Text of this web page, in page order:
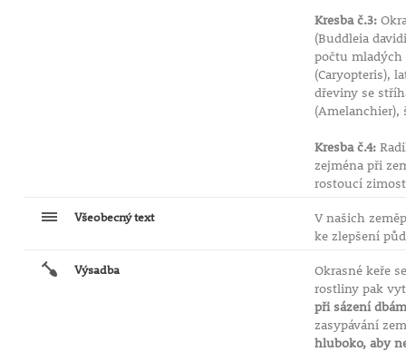
Kresba č.3:
(Buddleia
počtu mladých
(Caryopteris),
dřeviny se
(Amelanchier),
Kresba č.4:
zejména při
rostoucí
Všeobecný text V našich
ke zlepšení
Výsadba
Okrasné keře
rostliny pak
při sázení
zasypávání
hluboko, aby